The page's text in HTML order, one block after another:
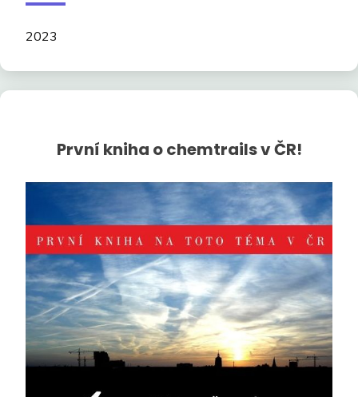
2023
První kniha o chemtrails v ČR!